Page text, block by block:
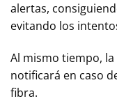
alertas,
evitando los
Al mismo tiempo,
notificará en caso
fibra.